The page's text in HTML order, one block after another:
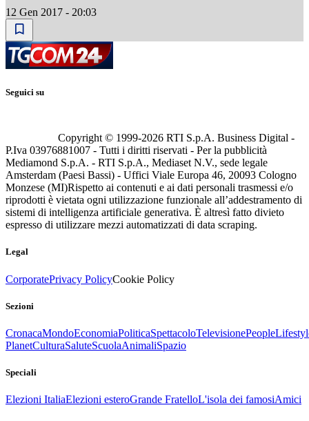
12 Gen 2017 - 20:03
Seguici su
Copyright © 1999-2026 RTI S.p.A. Business Digital -
P.Iva 03976881007 - Tutti i diritti riservati - Per la pubblicità
Mediamond S.p.A. - RTI S.p.A., Mediaset N.V., sede legale
Amsterdam (Paesi Bassi) - Uffici Viale Europa 46, 20093 Cologno
Monzese (MI)Rispetto ai contenuti e ai dati personali trasmessi e/o
riprodotti è vietata ogni utilizzazione funzionale all’addestramento di
sistemi di intelligenza artificiale generativa. È altresì fatto divieto
espresso di utilizzare mezzi automatizzati di data scraping.
Legal
CorporatePrivacy PolicyCookie Policy
Sezioni
CronacaMondoEconomiaPoliticaSpettacoloTelevisionePeople
PlanetCulturaSaluteScuolaAnimaliSpazio
Speciali
Elezioni ItaliaElezioni esteroGrande FratelloL'isola dei famosiAmici